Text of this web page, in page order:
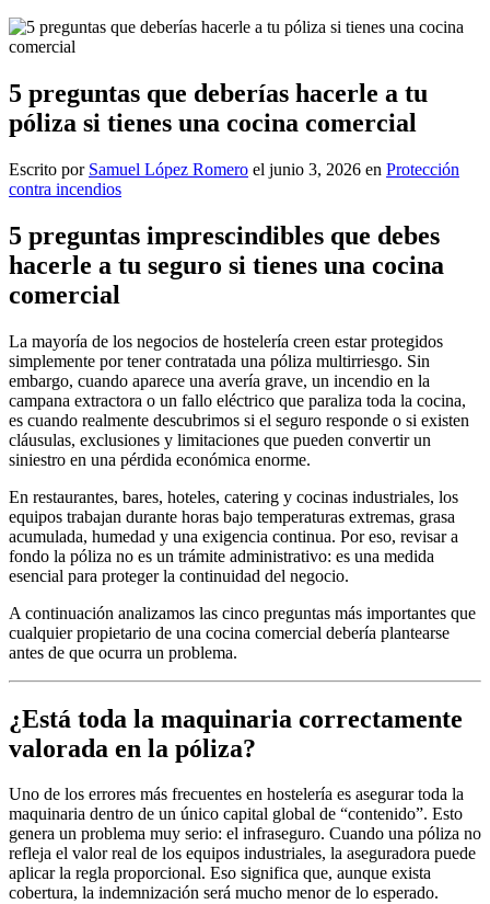
5 preguntas que deberías hacerle a tu
póliza si tienes una cocina comercial
Escrito por Samuel López Romero el junio 3, 2026 en Protección
contra incendios
5 preguntas imprescindibles que debes
hacerle a tu seguro si tienes una cocina
comercial
La mayoría de los negocios de hostelería creen estar protegidos
simplemente por tener contratada una póliza multirriesgo. Sin
embargo, cuando aparece una avería grave, un incendio en la
campana extractora o un fallo eléctrico que paraliza toda la cocina,
es cuando realmente descubrimos si el seguro responde o si existen
cláusulas, exclusiones y limitaciones que pueden convertir un
siniestro en una pérdida económica enorme.
En restaurantes, bares, hoteles, catering y cocinas industriales, los
equipos trabajan durante horas bajo temperaturas extremas, grasa
acumulada, humedad y una exigencia continua. Por eso, revisar a
fondo la póliza no es un trámite administrativo: es una medida
esencial para proteger la continuidad del negocio.
A continuación analizamos las cinco preguntas más importantes que
cualquier propietario de una cocina comercial debería plantearse
antes de que ocurra un problema.
¿Está toda la maquinaria correctamente
valorada en la póliza?
Uno de los errores más frecuentes en hostelería es asegurar toda la
maquinaria dentro de un único capital global de “contenido”. Esto
genera un problema muy serio: el infraseguro. Cuando una póliza no
refleja el valor real de los equipos industriales, la aseguradora puede
aplicar la regla proporcional. Eso significa que, aunque exista
cobertura, la indemnización será mucho menor de lo esperado.